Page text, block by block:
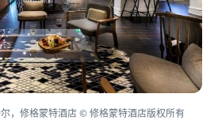
，修格蒙特酒店 © 修格蒙特酒店版权所有